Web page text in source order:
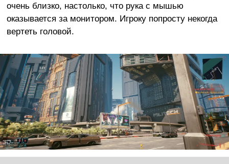
очень близко, настолько, что рука с мышью
оказывается за монитором. Игроку попросту некогда
вертеть головой.